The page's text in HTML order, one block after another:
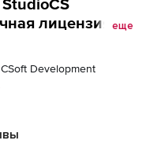
лицензия),еще
Development